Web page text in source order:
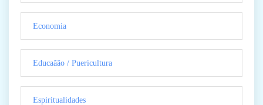
Economia
Educaãão / Puericultura
Espiritualidades